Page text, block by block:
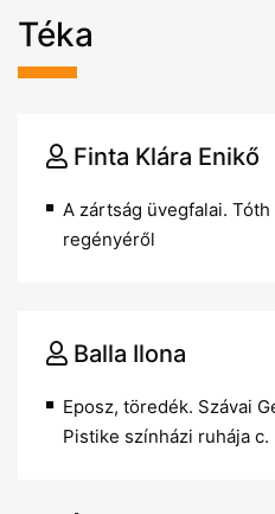
Téka
Finta Klára Enikő
A zártság üvegfalai.
regényéről
Balla Ilona
Eposz, töredék. Szávai
Pistike színházi ruhája